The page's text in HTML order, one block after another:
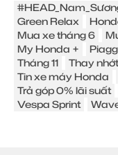
Green Relax
Mua xe tháng 6
My Honda +
Tháng 11
Thay
Tin xe máy Honda
Trả góp 0% lãi suất
Vespa Sprint